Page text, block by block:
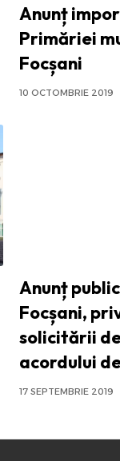
Anunț
Primăriei
Focșani
10 OCTOMBRIE 2019
Anunț
Focșani,
solicitării
acordului
17 SEPTEMBRIE 2019